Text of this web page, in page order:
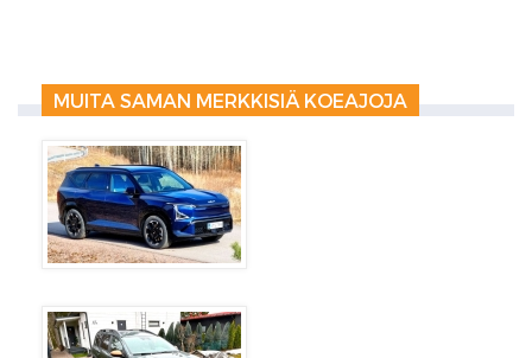
MUITA SAMAN MERKKISIÄ KOEAJOJA